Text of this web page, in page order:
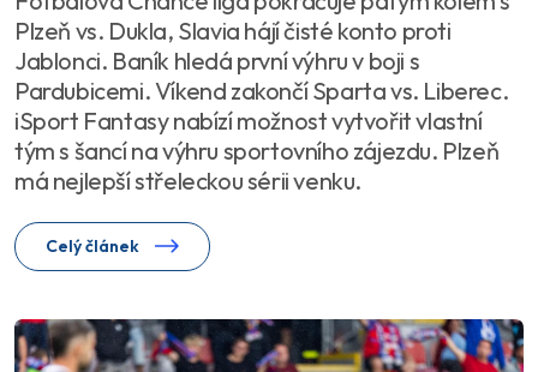
Plzeň vs. Dukla, Slavia hájí čisté konto proti
Jablonci. Baník hledá první výhru v boji s
Pardubicemi. Víkend zakončí Sparta vs. Liberec.
iSport Fantasy nabízí možnost vytvořit vlastní
tým s šancí na výhru sportovního zájezdu. Plzeň
má nejlepší střeleckou sérii venku.
Celý článek